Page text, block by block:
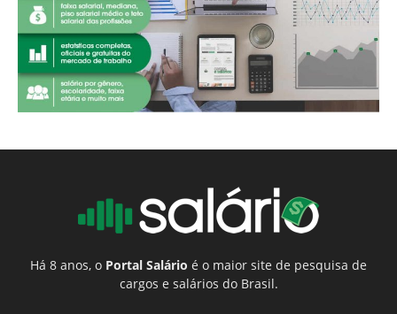
Há 8 anos, o Portal Salário é o maior site de pesquisa de
cargos e salários do Brasil.